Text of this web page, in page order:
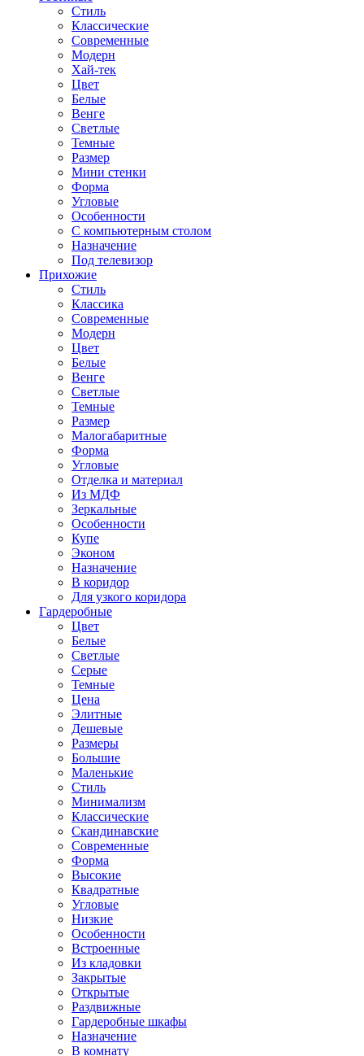
Стиль
Классические
Современные
Модерн
Хай-тек
Цвет
Белые
Венге
Светлые
Темные
Размер
Мини стенки
Форма
Угловые
Особенности
С компьютерным столом
Назначение
Под телевизор
Прихожие
Стиль
Классика
Современные
Модерн
Цвет
Белые
Венге
Светлые
Темные
Размер
Малогабаритные
Форма
Угловые
Отделка и материал
Из МДФ
Зеркальные
Особенности
Купе
Эконом
Назначение
В коридор
Для узкого коридора
Гардеробные
Цвет
Белые
Светлые
Серые
Темные
Цена
Элитные
Дешевые
Размеры
Большие
Маленькие
Стиль
Минимализм
Классические
Скандинавские
Современные
Форма
Высокие
Квадратные
Угловые
Низкие
Особенности
Встроенные
Из кладовки
Закрытые
Открытые
Раздвижные
Гардеробные шкафы
Назначение
В комнату